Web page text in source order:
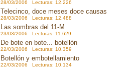
28/03/2006 Lecturas: 12.226
Telecinco, doce meses doce causas
28/03/2006 Lecturas: 12.488
Las sombras del 11-M
23/03/2006 Lecturas: 11.629
De bote en bote... botellón
22/03/2006 Lecturas: 10.359
Botellón y embotellamiento
22/03/2006 Lecturas: 10.134